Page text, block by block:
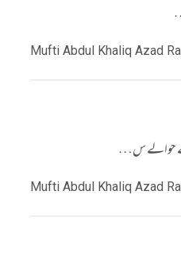
Mufti Abdul Khaliq Azad
کے حوالے س…
Mufti Abdul Khaliq Azad